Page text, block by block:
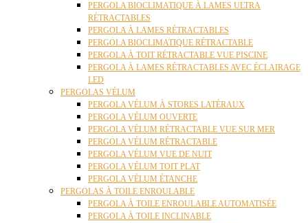
PERGOLA BIOCLIMATIQUE À LAMES ULTRA
RÉTRACTABLES
PERGOLA À LAMES RÉTRACTABLES
PERGOLA BIOCLIMATIQUE RÉTRACTABLE
PERGOLA À TOIT RÉTRACTABLE VUE PISCINE
PERGOLA À LAMES RÉTRACTABLES AVEC ÉCLAIRAGE
LED
PERGOLAS VÉLUM
PERGOLA VÉLUM À STORES LATÉRAUX
PERGOLA VÉLUM OUVERTE
PERGOLA VÉLUM RÉTRACTABLE VUE SUR MER
PERGOLA VÉLUM RÉTRACTABLE
PERGOLA VÉLUM VUE DE NUIT
PERGOLA VÉLUM TOIT PLAT
PERGOLA VÉLUM ÉTANCHE
PERGOLAS À TOILE ENROULABLE
PERGOLA À TOILE ENROULABLE AUTOMATISÉE
PERGOLA À TOILE INCLINABLE